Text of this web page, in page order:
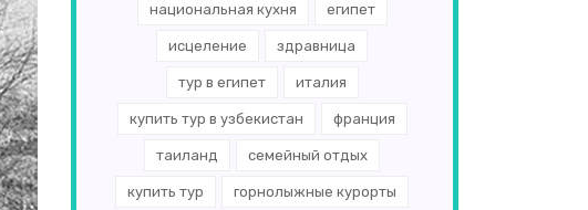
национальная кухня египет
исцеление здравница
тур в египет италия
купить тур в узбекистан франция
таиланд семейный отдых
купить тур горнолыжные курорты